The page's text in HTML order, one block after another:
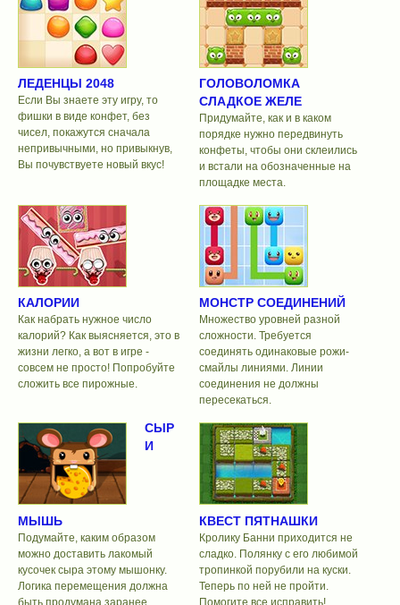
ЛЕДЕНЦЫ 2048
Если Вы знаете эту игру, то
фишки в виде конфет, без
чисел, покажутся сначала
непривычными, но привыкнув,
Вы почувствуете новый вкус!
ГОЛОВОЛОМКА
СЛАДКОЕ ЖЕЛЕ
Придумайте, как и в каком
порядке нужно передвинуть
конфеты, чтобы они склеились
и встали на обозначенные на
площадке места.
КАЛОРИИ
Как набрать нужное число
калорий? Как выясняется, это в
жизни легко, а вот в игре -
совсем не просто! Попробуйте
сложить все пирожные.
МОНСТР СОЕДИНЕНИЙ
Множество уровней разной
сложности. Требуется
соединять одинаковые рожи-
смайлы линиями. Линии
соединения не должны
пересекаться.
СЫР
И
МЫШЬ
Подумайте, каким образом
можно доставить лакомый
кусочек сыра этому мышонку.
Логика перемещения должна
быть продумана заранее.
КВЕСТ ПЯТНАШКИ
Кролику Банни приходится не
сладко. Полянку с его любимой
тропинкой порубили на куски.
Теперь по ней не пройти.
Помогите все исправить!